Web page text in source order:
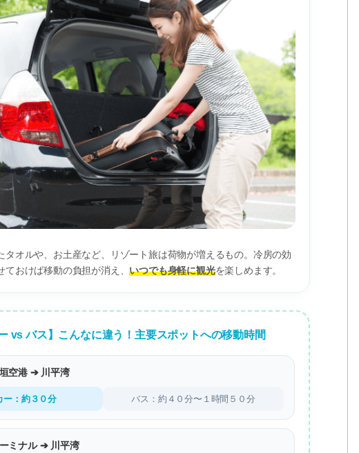
タオルや、お土産など、リゾート旅は荷物が増えるもの。冷房の効
ておけば移動の負担が消え、いつでも身軽に観光を楽しめます。
vs バス】こんなに違う！主要スポットへの移動時間
空港 ➔ 川平湾
ー：約３０分 バス：約４０分〜１時間５０分
ミナル ➔ 川平湾